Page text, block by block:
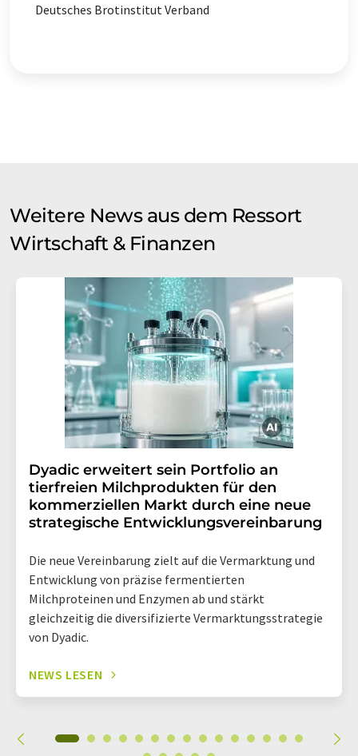
Deutsches Brotinstitut Verband
Weitere News aus dem Ressort
Wirtschaft & Finanzen
Dyadic erweitert sein Portfolio an
tierfreien Milchprodukten für den
kommerziellen Markt durch eine neue
strategische Entwicklungsvereinbarung
Die neue Vereinbarung zielt auf die Vermarktung und
Entwicklung von präzise fermentierten
Milchproteinen und Enzymen ab und stärkt
gleichzeitig die diversifizierte Vermarktungsstrategie
von Dyadic.
NEWS LESEN